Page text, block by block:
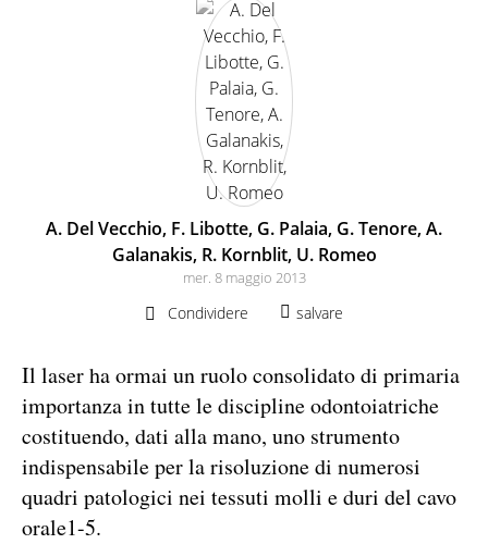
A. Del Vecchio, F. Libotte, G. Palaia, G. Tenore, A.
Galanakis, R. Kornblit, U. Romeo
mer. 8 maggio 2013
Condividere salvare
Il laser ha ormai un ruolo consolidato di primaria
importanza in tutte le discipline odontoiatriche
costituendo, dati alla mano, uno strumento
indispensabile per la risoluzione di numerosi
quadri patologici nei tessuti molli e duri del cavo
orale1-5.